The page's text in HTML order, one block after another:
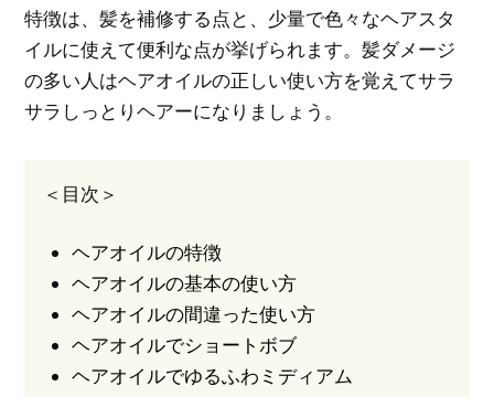
特徴は、髪を補修する点と、少量で色々なヘアスタ
イルに使えて便利な点が挙げられます。髪ダメージ
の多い人はヘアオイルの正しい使い方を覚えてサラ
サラしっとりヘアーになりましょう。
＜目次＞
ヘアオイルの特徴
ヘアオイルの基本の使い方
ヘアオイルの間違った使い方
ヘアオイルでショートボブ
ヘアオイルでゆるふわミディアム